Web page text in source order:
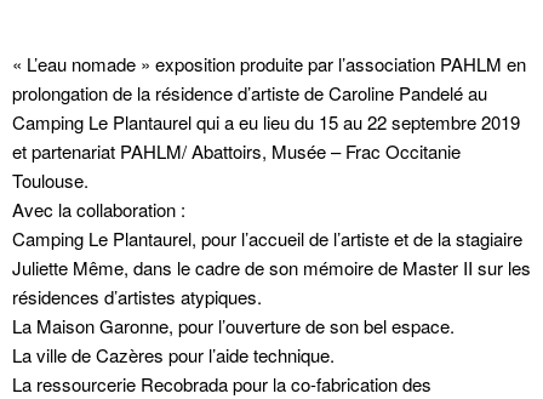
« L’eau nomade » exposition produite par l’association PAHLM en
prolongation de la résidence d’artiste de Caroline Pandelé au
Camping Le Plantaurel qui a eu lieu du 15 au 22 septembre 2019
et partenariat PAHLM/ Abattoirs, Musée – Frac Occitanie
Toulouse.
Avec la collaboration :
Camping Le Plantaurel, pour l’accueil de l’artiste et de la stagiaire
Juliette Même, dans le cadre de son mémoire de Master II sur les
résidences d’artistes atypiques.
La Maison Garonne, pour l’ouverture de son bel espace.
La ville de Cazères pour l’aide technique.
La ressourcerie Recobrada pour la co-fabrication des